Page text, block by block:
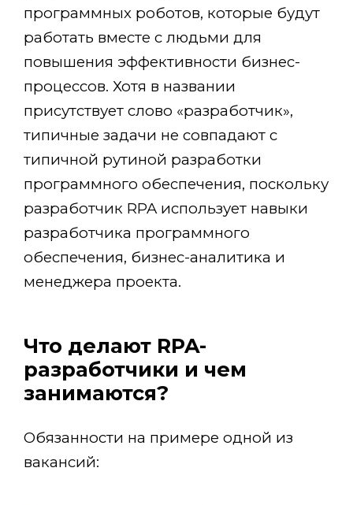
программных роботов, которые будут
работать вместе с людьми для
повышения эффективности бизнес-
процессов. Хотя в названии
присутствует слово «разработчик»,
типичные задачи не совпадают с
типичной рутиной разработки
программного обеспечения, поскольку
разработчик RPA использует навыки
разработчика программного
обеспечения, бизнес-аналитика и
менеджера проекта.
Что делают RPA-
разработчики и чем
занимаются?
Обязанности на примере одной из
вакансий: